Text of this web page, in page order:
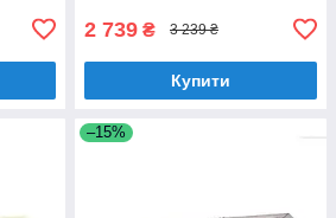
2 739 ₴ 3 239 ₴
Купити
–15%